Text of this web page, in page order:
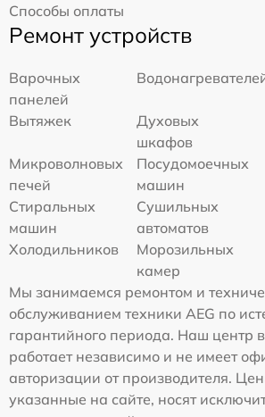
Способы оплаты
Ремонт устройств
Варочных
панелей
Вытяжек
Духовых
шкафов
Микроволновых
печей
Посудомоечных
машин
Стиральных
машин
Сушильных
автоматов
Холодильников
Морозильных
камер
Мы занимаемся ремонтом и
обслуживанием техники AEG по
гарантийного периода. Наш центр
работает независимо и не имеет
авторизации от производителя.
указанные на сайте, носят